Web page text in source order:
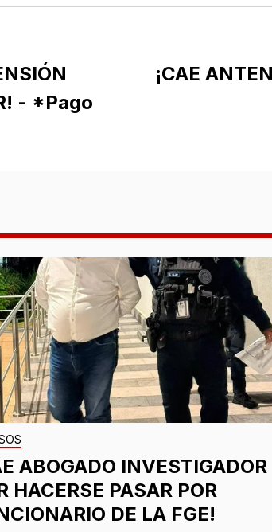
- *Pago
¡CAE
ABOGADO INVESTIGADOR
HACERSE PASAR POR
DE LA FGE!